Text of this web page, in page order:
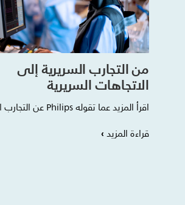
من التجارب السريرية إلى
الاتجاهات السريرية
اقرأ المزيد عما تقوله Philips عن التجارب السريرية
قراءة المزيد